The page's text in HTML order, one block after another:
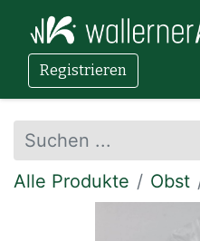
Registrieren
Alle Produkte Obst